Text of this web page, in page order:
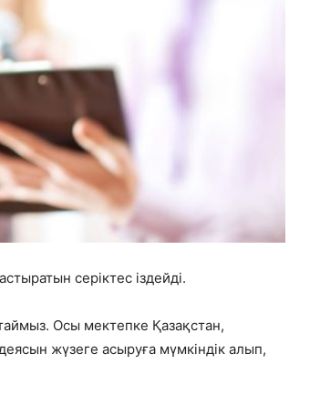
серіктес іздейді.
Осы мектепке Қазақстан,
жүзеге асыруға мүмкіндік алып,